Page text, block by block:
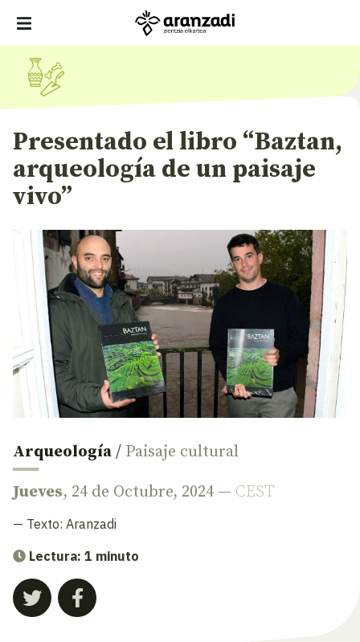
Presentado el libro “Baztan,
arqueología de un paisaje
vivo”
Arqueología / Paisaje cultural
Jueves, 24 de Octubre, 2024 — CEST
— Texto: Aranzadi
Lectura: 1 minuto